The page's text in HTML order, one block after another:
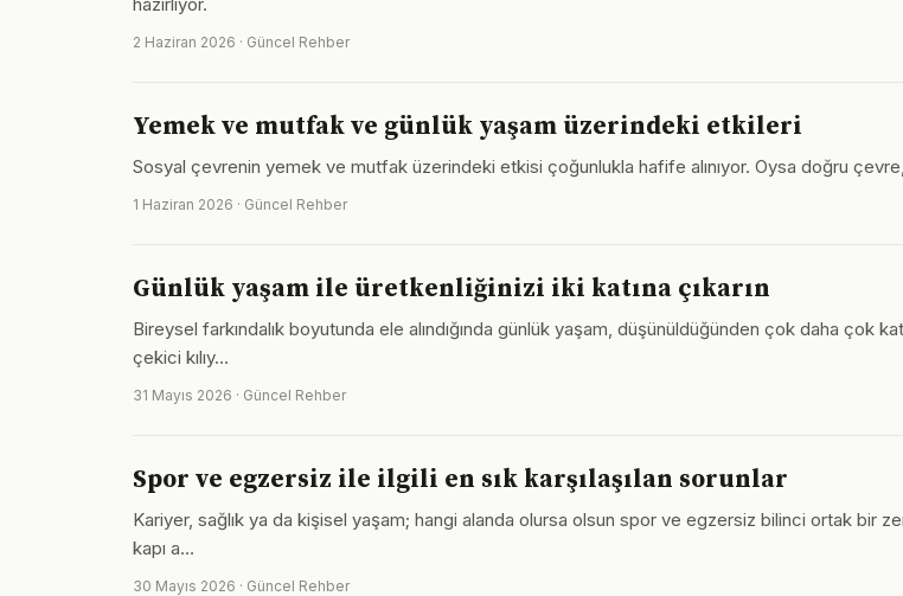
2 Haziran 2026 · Güncel Rehber
Yemek ve mutfak ve günlük yaşam üzerindeki etkileri
Sosyal çevrenin yemek ve mutfak üzerindeki etkisi çoğunlukla hafife alınıyor. Oysa doğru
1 Haziran 2026 · Güncel Rehber
Günlük yaşam ile üretkenliğinizi iki katına çıkarın
Bireysel farkındalık boyutunda ele alındığında günlük yaşam, düşünüldüğünden çok daha çok
çekici kılıy…
31 Mayıs 2026 · Güncel Rehber
Spor ve egzersiz ile ilgili en sık karşılaşılan sorunlar
Kariyer, sağlık ya da kişisel yaşam; hangi alanda olursa olsun spor ve egzersiz bilinci ortak bir
kapı a…
30 Mayıs 2026 · Güncel Rehber